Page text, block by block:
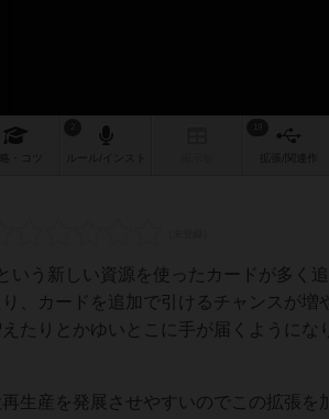
作
う新しい資源を使ったカードが多く
、カードを追加で引けるチャンスが増
たりとかゆいとこに手が届くようにな
生産を発展させやすいのでこの拡張を